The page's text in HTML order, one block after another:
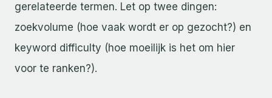
gerelateerde termen. Let op twee dingen:
zoekvolume (hoe vaak wordt er op gezocht?) en
keyword difficulty (hoe moeilijk is het om hier
voor te ranken?).